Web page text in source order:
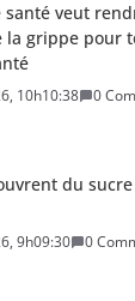
santé veut
la grippe pour
10h10:38
0
du sucre
9h09:30
0